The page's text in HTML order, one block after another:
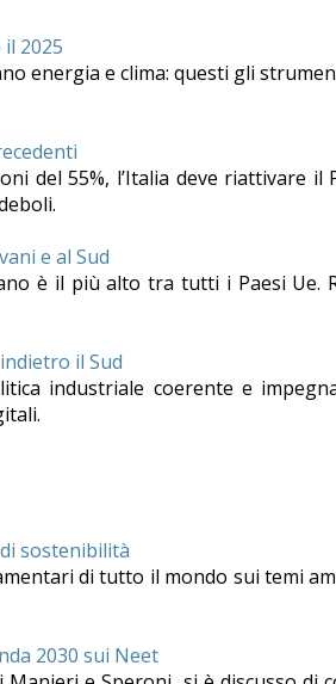
2025
energia e clima: questi gli
del 55%, l’Italia deve
e al Sud
è il più alto tra tutti i Paesi Ue.
il Sud
industriale coerente e
sostenibilità
di tutto il mondo sui temi
2030 sui Neet